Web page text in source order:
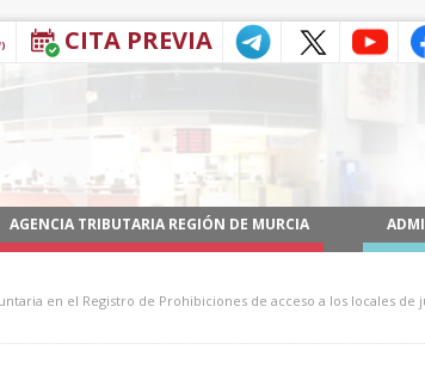
CITA PREVIA
AGENCIA TRIBUTARIA REGIÓN DE MURCIA
en el Registro de Prohibiciones de acceso a los locales